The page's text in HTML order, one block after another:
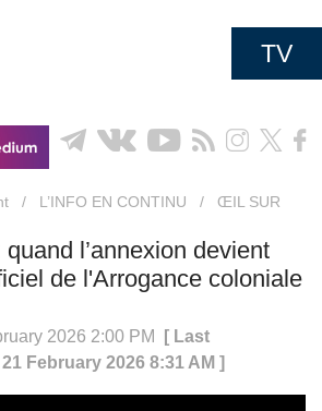
TV
/ L’INFO EN CONTINU /
ŒIL SUR
l’annexion devient
de l'Arrogance coloniale
2026 2:00 PM
[ Last
February 2026 8:31 AM ]